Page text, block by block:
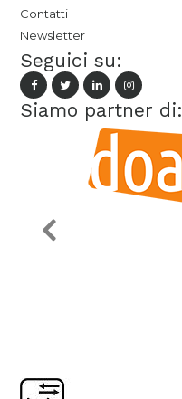
Contatti
Newsletter
Seguici su:
Siamo partner di: